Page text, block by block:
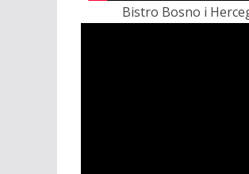
Bistro Bosno i